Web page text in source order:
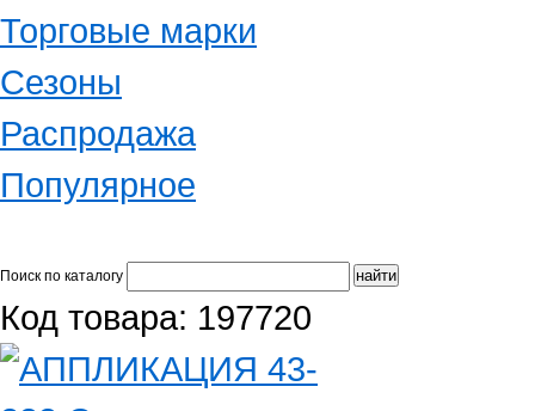
Торговые марки
Сезоны
Распродажа
Популярное
Поиск по каталогу
Код товара: 197720